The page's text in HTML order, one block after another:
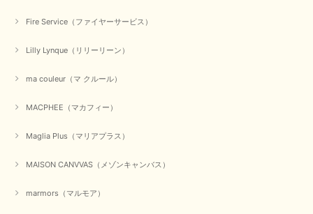
Fire Service（ファイヤーサービス）
Lilly Lynque（リリーリーン）
ma couleur（マ クルール）
MACPHEE（マカフィー）
Maglia Plus（マリアプラス）
MAISON CANVVAS（メゾンキャンバス）
marmors（マルモア）